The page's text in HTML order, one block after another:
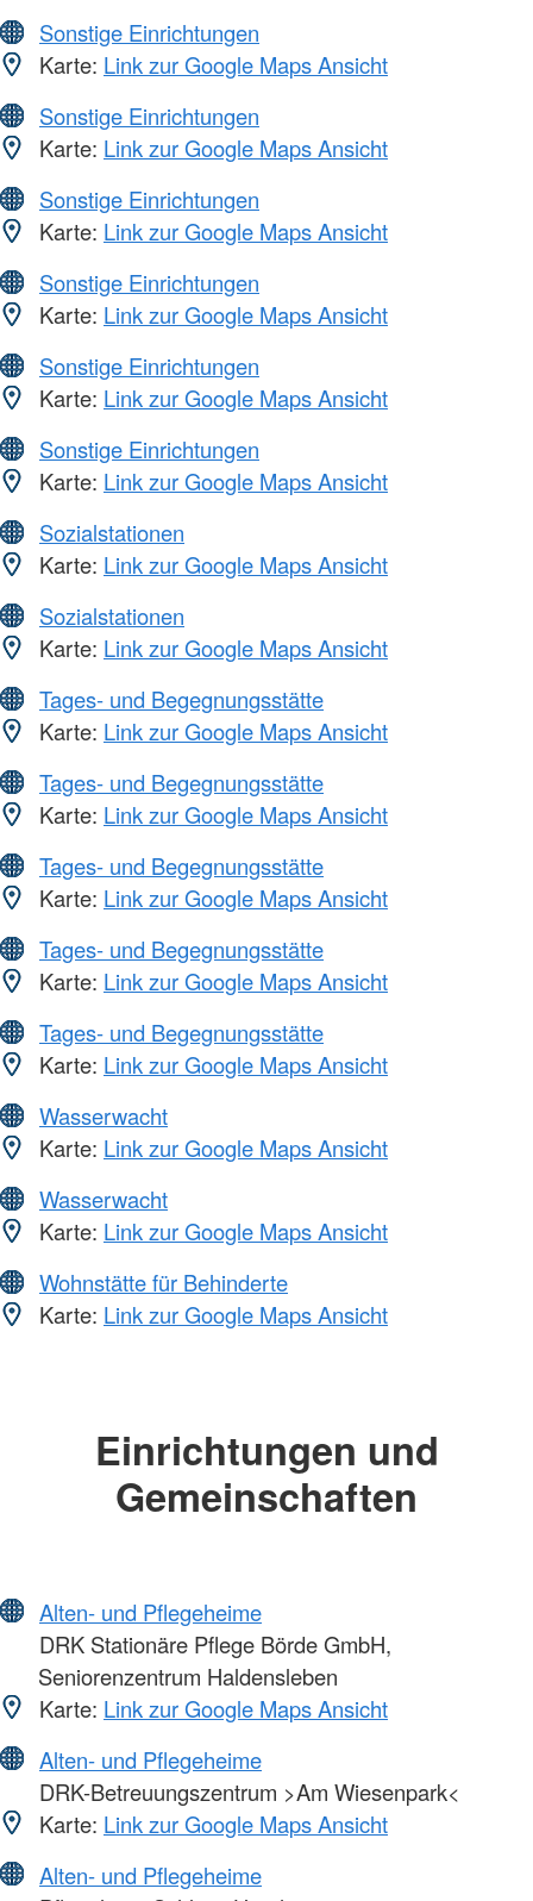
Sonstige Einrichtungen
Karte: Link zur Google Maps Ansicht
Sonstige Einrichtungen
Karte: Link zur Google Maps Ansicht
Sonstige Einrichtungen
Karte: Link zur Google Maps Ansicht
Sonstige Einrichtungen
Karte: Link zur Google Maps Ansicht
Sonstige Einrichtungen
Karte: Link zur Google Maps Ansicht
Sonstige Einrichtungen
Karte: Link zur Google Maps Ansicht
Sozialstationen
Karte: Link zur Google Maps Ansicht
Sozialstationen
Karte: Link zur Google Maps Ansicht
Tages- und Begegnungsstätte
Karte: Link zur Google Maps Ansicht
Tages- und Begegnungsstätte
Karte: Link zur Google Maps Ansicht
Tages- und Begegnungsstätte
Karte: Link zur Google Maps Ansicht
Tages- und Begegnungsstätte
Karte: Link zur Google Maps Ansicht
Tages- und Begegnungsstätte
Karte: Link zur Google Maps Ansicht
Wasserwacht
Karte: Link zur Google Maps Ansicht
Wasserwacht
Karte: Link zur Google Maps Ansicht
Wohnstätte für Behinderte
Karte: Link zur Google Maps Ansicht
Einrichtungen und
Gemeinschaften
Alten- und Pflegeheime
DRK Stationäre Pflege Börde GmbH,
Seniorenzentrum Haldensleben
Karte: Link zur Google Maps Ansicht
Alten- und Pflegeheime
DRK-Betreuungszentrum >Am Wiesenpark<
Karte: Link zur Google Maps Ansicht
Alten- und Pflegeheime